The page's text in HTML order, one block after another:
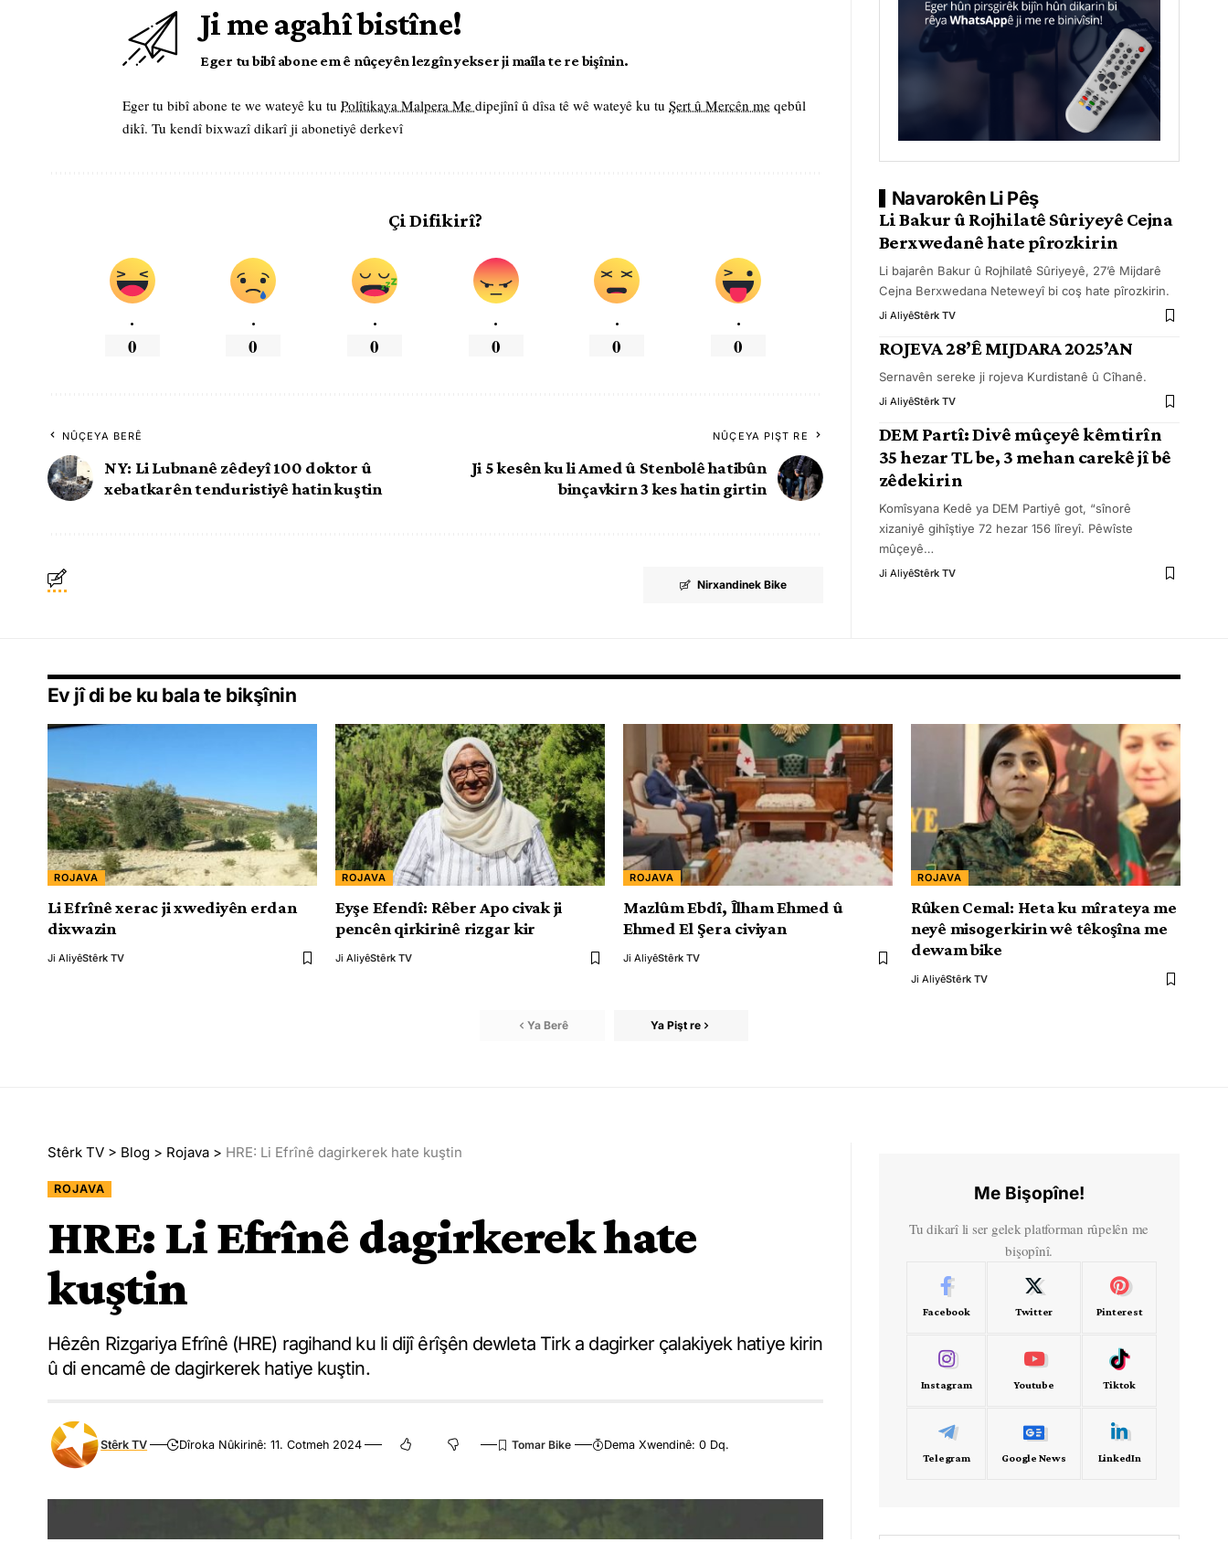
Ji me agahî bistîne!
Eger tu bibî abone em ê nûçeyên lezgîn yekser ji maîla te re bişînin.
Eger tu bibî abone te we wateyê ku tu Polîtikaya Malpera Me dipejînî û dîsa tê wê wateyê ku tu Şert û Mercên me qebûl
dikî. Tu kendî bixwazî dikarî ji abonetiyê derkevî
Çi Difikirî?
.
0
.
0
.
0
.
0
.
0
.
0
NÛÇEYA BERÊ
NY: Li Lubnanê zêdeyî 100 doktor û
xebatkarên tenduristiyê hatin kuştin
NÛÇEYA PIŞT RE
Ji 5 kesên ku li Amed û Stenbolê hatibûn
binçavkirn 3 kes hatin girtin
Nirxandinek Bike
Navarokên Li Pêş
Li Bakur û Rojhilatê Sûriyeyê Cejna
Berxwedanê hate pîrozkirin
Li bajarên Bakur û Rojhilatê Sûriyeyê, 27’ê Mijdarê
Cejna Berxwedana Neteweyî bi coş hate pîrozkirin.
Ji AliyêStêrk TV
ROJEVA 28’Ê MIJDARA 2025’AN
Sernavên sereke ji rojeva Kurdistanê û Cîhanê.
Ji AliyêStêrk TV
DEM Partî: Divê mûçeyê kêmtirîn
35 hezar TL be, 3 mehan carekê jî bê
zêdekirin
Komîsyana Kedê ya DEM Partiyê got, “sînorê
xizaniyê gihîştiye 72 hezar 156 lîreyî. Pêwîste
mûçeyê…
Ji AliyêStêrk TV
Ev jî di be ku bala te bikşînin
ROJAVA
Li Efrînê xerac ji xwediyên erdan
dixwazin
Ji AliyêStêrk TV
ROJAVA
Eyşe Efendî: Rêber Apo civak ji
pencên qirkirinê rizgar kir
Ji AliyêStêrk TV
ROJAVA
Mazlûm Ebdî, Îlham Ehmed û
Ehmed El Şera civiyan
Ji AliyêStêrk TV
ROJAVA
Rûken Cemal: Heta ku mîrateya me
neyê misogerkirin wê têkoşîna me
dewam bike
Ji AliyêStêrk TV
Ya Berê Ya Pişt re
Stêrk TV > Blog > Rojava > HRE: Li Efrînê dagirkerek hate kuştin
ROJAVA
HRE: Li Efrînê dagirkerek hate
kuştin
Hêzên Rizgariya Efrînê (HRE) ragihand ku li dijî êrîşên dewleta Tirk a dagirker çalakiyek hatiye kirin
û di encamê de dagirkerek hatiye kuştin.
Stêrk TV Dîroka Nûkirinê: 11. Cotmeh 2024 Dema Xwendinê: 0 Dq.
Me Bişopîne!
Tu dikarî li ser gelek platforman rûpelên me
bişopînî.
Facebook Twitter Pinterest
Instagram Youtube Tiktok
Telegram Google News LinkedIn